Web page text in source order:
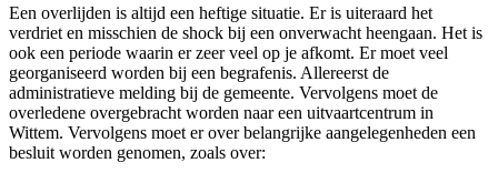
Een overlijden is altijd een heftige situatie. Er is uiteraard het
verdriet en misschien de shock bij een onverwacht heengaan. Het is
ook een periode waarin er zeer veel op je afkomt. Er moet veel
georganiseerd worden bij een begrafenis. Allereerst de
administratieve melding bij de gemeente. Vervolgens moet de
overledene overgebracht worden naar een uitvaartcentrum in
Wittem. Vervolgens moet er over belangrijke aangelegenheden een
besluit worden genomen, zoals over: